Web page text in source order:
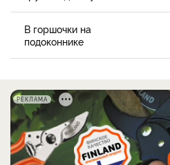
В горшочки на
подоконнике
РЕКЛАМА